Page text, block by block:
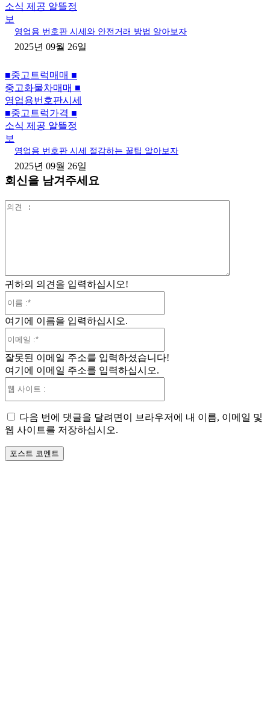
소식 제공 알뜰정
보
영업용 번호판 시세와 안전거래 방법 알아보자
2025년 09월 26일
■중고트럭매매 ■
중고화물차매매 ■
영업용번호판시세
■중고트럭가격 ■
소식 제공 알뜰정
보
영업용 번호판 시세 절감하는 꿀팁 알아보자
2025년 09월 26일
회신을 남겨주세요
귀하의 의견을 입력하십시오!
여기에 이름을 입력하십시오.
일
잘못된 이메일 주소를 입력하셨습니다!
여기에 이메일 주소를 입력하십시오.
트
다음 번에 댓글을 달려면이 브라우저에 내 이름, 이메일 및
웹 사이트를 저장하십시오.